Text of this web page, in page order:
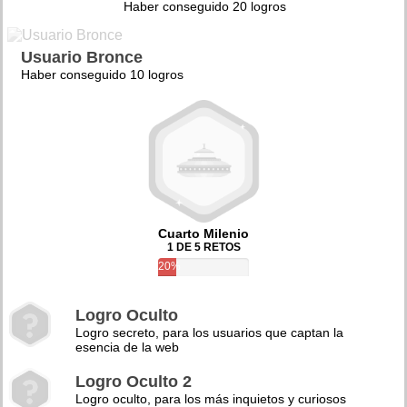
Haber conseguido 20 logros
Usuario Bronce
Haber conseguido 10 logros
Cuarto Milenio
1 DE 5 RETOS
20%
Logro Oculto
Logro secreto, para los usuarios que captan la
esencia de la web
Logro Oculto 2
Logro oculto, para los más inquietos y curiosos